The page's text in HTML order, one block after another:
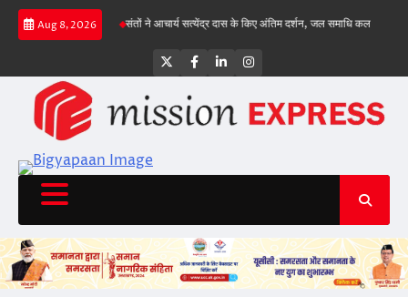
Skip
Aug 8, 2026
पहुंचा, गिल क्रीज पर संतों ने आचार्य सत्येंद्र दास के किए अंतिम दर्शन, जल समाधि कल
Twitter
Facebook
LinkedInInstagram